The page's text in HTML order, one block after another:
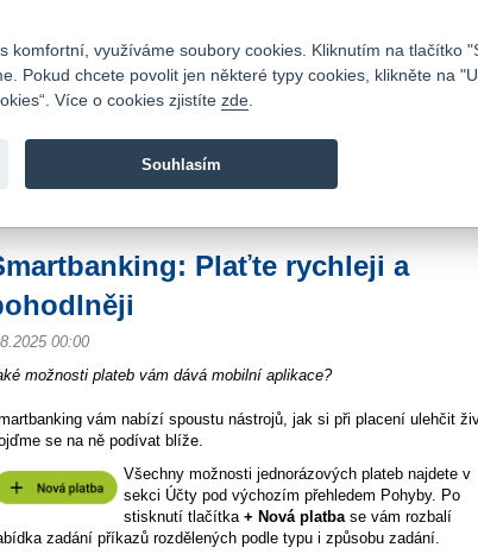
Fio banka je moderní česká banka. Poskytuje účty
Plaťte rychleji a
00:00
možnosti plateb vám dává mobilní aplikace?
vám nabízí spoustu nástrojů, jak si při placení ulehčit
se na ně podívat blíže.
Všechny možnosti jednorázových plateb najdete v
sekci Účty pod výchozím přehledem Pohyby. Po
stisknutí tlačítka + Nová platba se vám rozbalí
zadání příkazů rozdělených podle typu i způsobu zadání.
komfortní, využíváme soubory cookies. Kliknutím na tlačítko
Pokud chcete povolit jen některé typy cookies, klikněte na
Více o cookies zjistíte zde
Souhlasím